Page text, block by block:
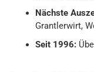
Nächste
Grantlerwirt,
Seit 1996: